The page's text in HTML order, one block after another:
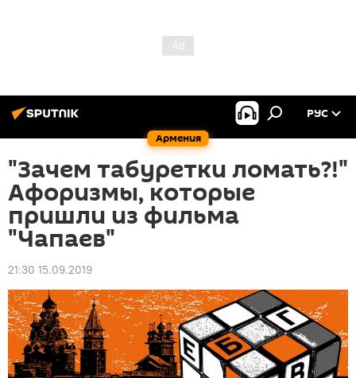
Армения
РУС
"Зачем табуретки ломать?!"
Афоризмы, которые
пришли из фильма
"Чапаев"
21:30 15.09.2019